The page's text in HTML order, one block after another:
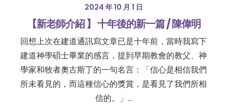
2024 年 10 月 1 日
【新老師介紹 】 十年後的新一篇 / 陳偉明
回想上次在建道通訊寫文章已是十年前，當時我寫下
建道神學碩士畢業的感言，提到早期教會的教父、神
學家和牧者奧古斯丁的一句名言：「信心是相信我們
所未看見的，而這種信心的獎賞，是看見了我們所相
信的。」…